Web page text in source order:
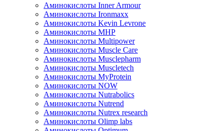
Аминокислоты Inner Armour
Аминокислоты Ironmaxx
Аминокислоты Kevin Levrone
Аминокислоты MHP
Аминокислоты Multipower
Аминокислоты Muscle Care
Аминокислоты Musclepharm
Аминокислоты Muscletech
Аминокислоты MyProtein
Аминокислоты NOW
Аминокислоты Nutrabolics
Аминокислоты Nutrend
Аминокислоты Nutrex research
Аминокислоты Olimp labs